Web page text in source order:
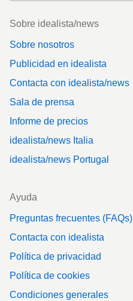
Footer
Sobre idealista/news
Sobre nosotros
Publicidad en idealista
Contacta con idealista/news
Sala de prensa
Informe de precios
idealista/news Italia
idealista/news Portugal
Ayuda
Preguntas frecuentes (FAQs)
Contacta con idealista
Política de privacidad
Política de cookies
Condiciones generales